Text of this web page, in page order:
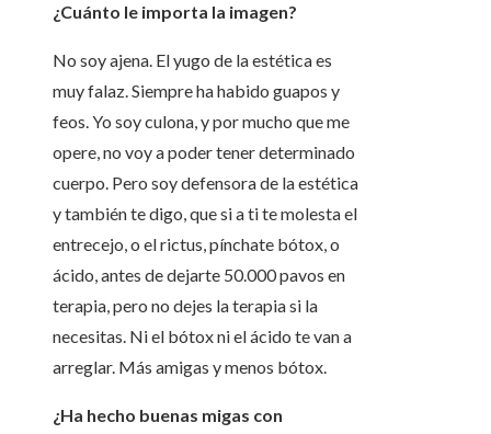
¿Cuánto le importa la imagen?
No soy ajena. El yugo de la estética es
muy falaz. Siempre ha habido guapos y
feos. Yo soy culona, y por mucho que me
opere, no voy a poder tener determinado
cuerpo. Pero soy defensora de la estética
y también te digo, que si a ti te molesta el
entrecejo, o el rictus, pínchate bótox, o
ácido, antes de dejarte 50.000 pavos en
terapia, pero no dejes la terapia si la
necesitas. Ni el bótox ni el ácido te van a
arreglar. Más amigas y menos bótox.
¿Ha hecho buenas migas con